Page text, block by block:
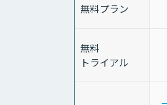
無料プラン
無料
トライアル